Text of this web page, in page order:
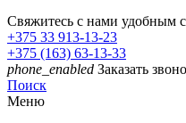
Свяжитесь с нами удобным
+375 33 913-13-23
+375 (163) 63-13-33
phone_enabled Заказать
Поиск
Меню